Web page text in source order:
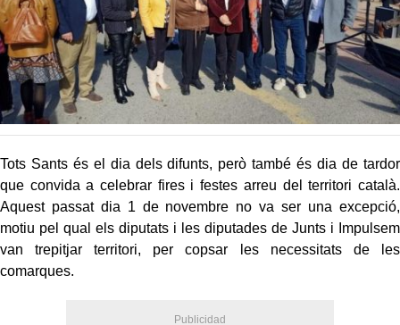
Tots Sants és el dia dels difunts, però també és dia de tardor
que convida a celebrar fires i festes arreu del territori català.
Aquest passat dia 1 de novembre no va ser una excepció,
motiu pel qual els diputats i les diputades de Junts i Impulsem
van trepitjar territori, per copsar les necessitats de les
comarques.